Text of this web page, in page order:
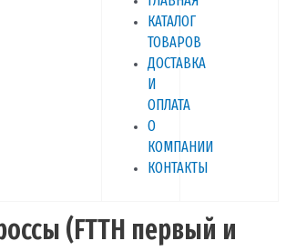
КАТАЛОГ
ТОВАРОВ
ДОСТАВКА
И
ОПЛАТА
О
КОМПАНИИ
КОНТАКТЫ
(FTTH первый и